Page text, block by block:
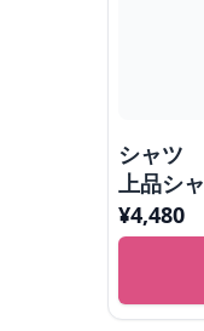
シャツ
上品シ
¥4,480